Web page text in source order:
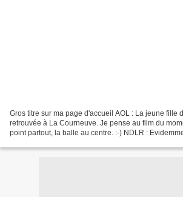
Gros titre sur ma page d'accueil AOL : La jeune fille
retrouvée à La Courneuve. Je pense au film du
point partout, la balle au centre. :-) NDLR :